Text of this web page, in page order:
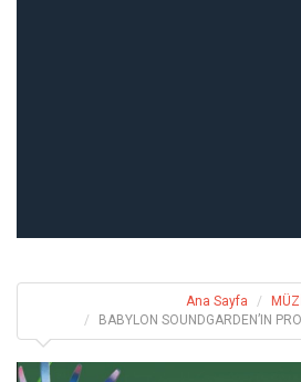
Ana Sayfa
BABYLON SOUNDGARDEN’IN